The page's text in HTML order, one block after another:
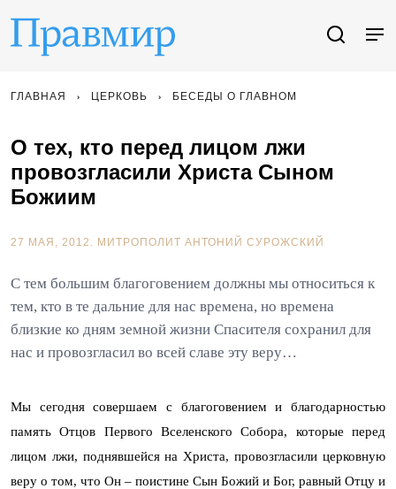
ГЛАВНАЯ ЦЕРКОВЬ БЕСЕДЫ О ГЛАВНОМ
О тех, кто перед лицом лжи
провозгласили Христа Cыном
Божиим
27 МАЯ, 2012. МИТРОПОЛИТ АНТОНИЙ СУРОЖСКИЙ
С тем большим благоговением должны мы относиться к
тем, кто в те дальние для нас времена, но времена
близкие ко дням земной жизни Спасителя сохранил для
нас и провозгласил во всей славе эту веру…
Мы сегодня совершаем с благоговением и благодарностью
память Отцов Первого Вселенского Собора, которые перед
лицом лжи, поднявшейся на Христа, провозгласили церковную
веру о том, что Он – поистине Сын Божий и Бог, равный Отцу и